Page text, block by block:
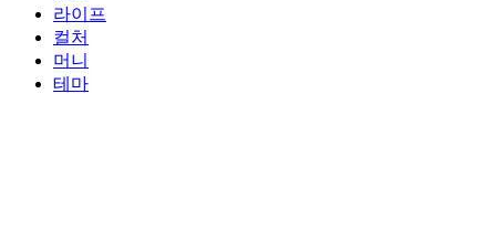
라이프
컬처
머니
테마